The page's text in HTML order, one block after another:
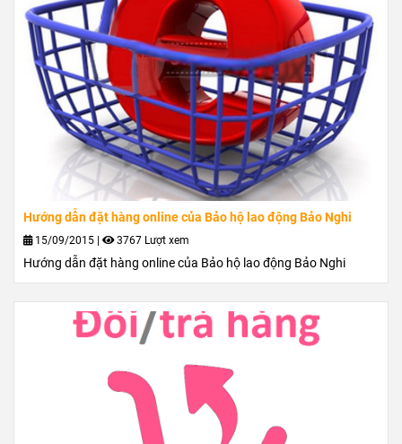
Hướng dẫn đặt hàng online của Bảo hộ lao động Bảo Nghi
15/09/2015 3767 Lượt xem
Hướng dẫn đặt hàng online của Bảo hộ lao động Bảo Nghi